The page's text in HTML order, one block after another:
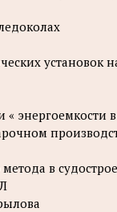
установок
энергоемкости
в